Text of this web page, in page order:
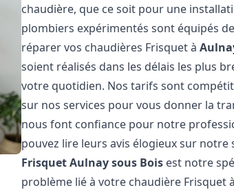
chaudière, que ce soit pour une
plombiers expérimentés sont équipés
réparer vos chaudières Frisquet à
soient réalisés dans les délais les plus
votre quotidien. Nos tarifs sont
sur nos services pour vous donner la
nous font confiance pour notre
pouvez lire leurs avis élogieux sur notre
FrisquetAulnay sous Bois est notre
problème lié à votre chaudière Frisquet